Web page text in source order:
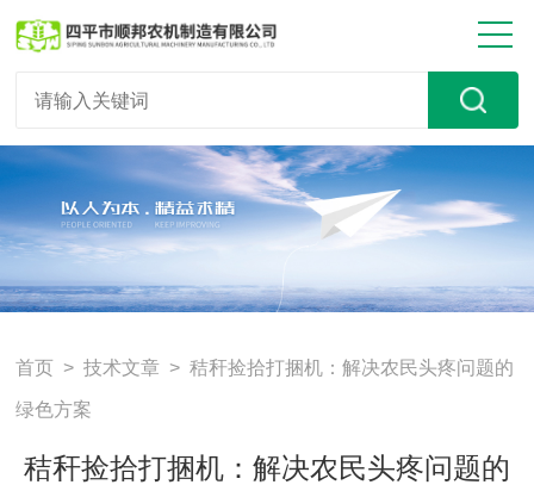
首页 >技术文章 > 秸秆捡拾打捆机：解决农民头疼问题的
绿色方案
秸秆捡拾打捆机：解决农民头疼问题的